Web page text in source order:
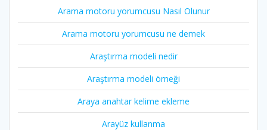
Arama motoru yorumcusu Nasıl Olunur
Arama motoru yorumcusu ne demek
Araştırma modeli nedir
Araştırma modeli örneği
Araya anahtar kelime ekleme
Arayüz kullanma